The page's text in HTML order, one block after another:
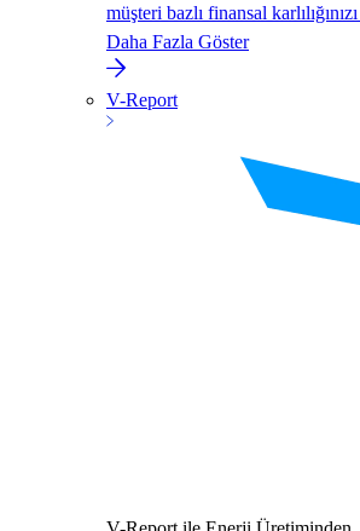
müşteri bazlı finansal
Daha Fazla Göster
V-Report